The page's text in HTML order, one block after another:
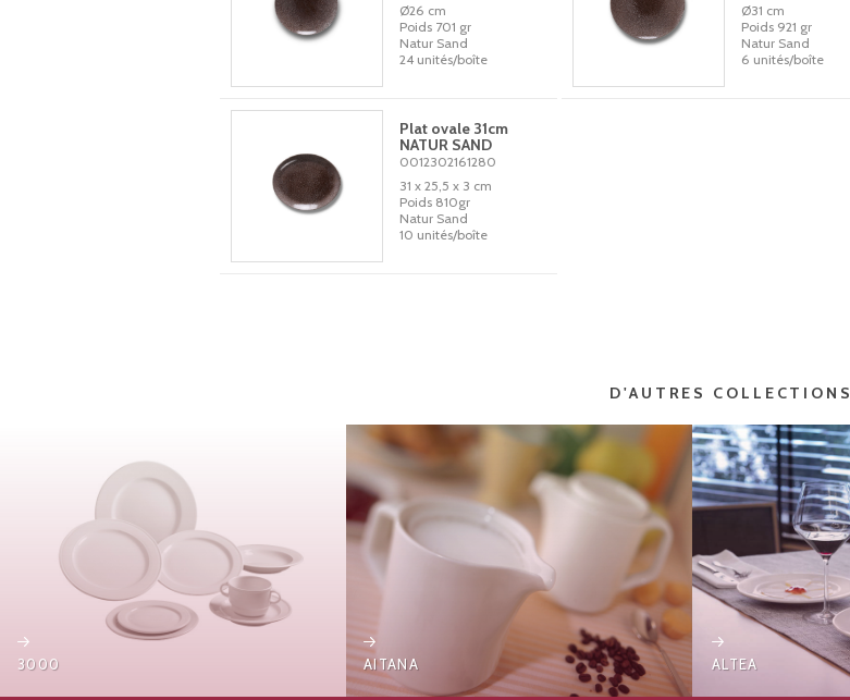
Ø26 cm
Poids 701 gr
Natur Sand
24 unités/boîte
Ø31 cm
Poids 921 gr
Natur Sand
6 unités/boîte
Plat ovale 31cm
NATUR SAND
0012302161280
31 x 25,5 x 3 cm
Poids 810gr
Natur Sand
10 unités/boîte
D'AUTRES COLLECTIONS
3000 AITANA ALTEA